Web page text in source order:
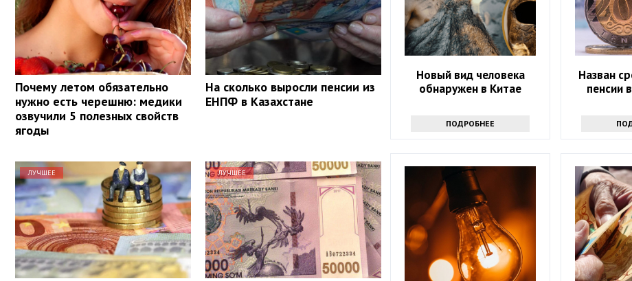
Почему летом обязательно
нужно есть черешню: медики
озвучили 5 полезных свойств
ягоды
На сколько выросли пенсии из
ЕНПФ в Казахстане
ЛУЧШЕЕ ЛУЧШЕЕ
Новый вид человека
обнаружен в Китае
ПОДРОБНЕЕ
Назван
пенсии